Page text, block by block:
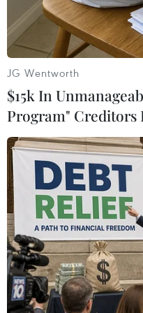
Tổng thống Hàn Quốc
Bản Fumio Kishida tại
tháng 11/2022.
Văn phòng Tổng
biết sau hội nghị
nước này Yoon Suk-
JG Wentworth
$15k In
Program" Creditors